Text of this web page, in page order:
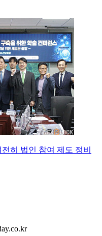
히 법인 참여 제도 정비